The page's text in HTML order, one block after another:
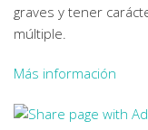
graves y tener
múltiple.
Más información